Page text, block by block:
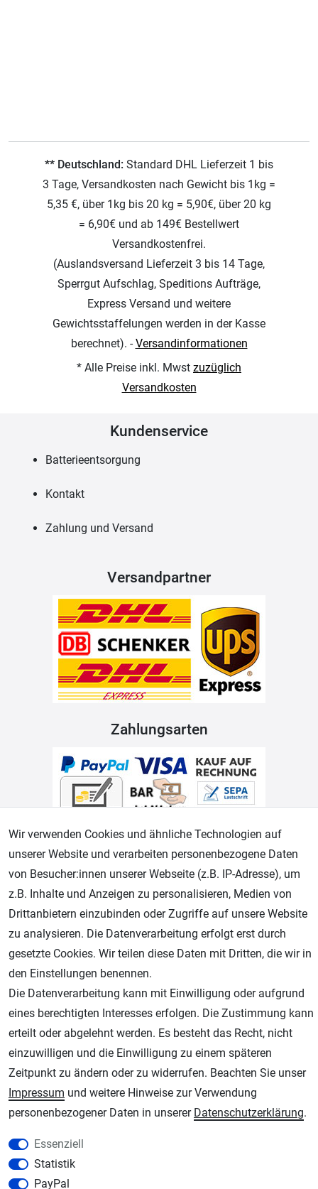
** Deutschland: Standard DHL Lieferzeit 1 bis
3 Tage, Versandkosten nach Gewicht bis 1kg =
5,35 €, über 1kg bis 20 kg = 5,90€, über 20 kg
= 6,90€ und ab 149€ Bestellwert
Versandkostenfrei.
(Auslandsversand Lieferzeit 3 bis 14 Tage,
Sperrgut Aufschlag, Speditions Aufträge,
Express Versand und weitere
Gewichtsstaffelungen werden in der Kasse
berechnet). -Versandinformationen
* Alle Preise inkl. Mwst zuzüglich
Versandkosten
Kundenservice
Batterieentsorgung
Kontakt
Zahlung und Versand
Versandpartner
Zahlungsarten
Geprüfter Shop
AGB Widerrufsrecht Datenschutz Impressum
Unsere weiteren Shops:
Schmincke-City.de
Plotter-City.com
Schneideplotter, Transferpressen, Siebdruck und Plotterfolien
Wir verwenden Cookies und ähnliche Technologien auf
unserer Website und verarbeiten personenbezogene Daten
von Besucher:innen unserer Webseite (z.B. IP-Adresse), um
z.B. Inhalte und Anzeigen zu personalisieren, Medien von
Drittanbietern einzubinden oder Zugriffe auf unsere Website
zu analysieren. Die Datenverarbeitung erfolgt erst durch
gesetzte Cookies. Wir teilen diese Daten mit Dritten, die wir in
den Einstellungen benennen.
Die Datenverarbeitung kann mit Einwilligung oder aufgrund
eines berechtigten Interesses erfolgen. Die Zustimmung kann
erteilt oder abgelehnt werden. Es besteht das Recht, nicht
einzuwilligen und die Einwilligung zu einem späteren
Zeitpunkt zu ändern oder zu widerrufen. Beachten Sie unser
Impressum und weitere Hinweise zur Verwendung
personenbezogener Daten in unserer Daten­schutz­erklärung.
Essenziell
Statistik
PayPal